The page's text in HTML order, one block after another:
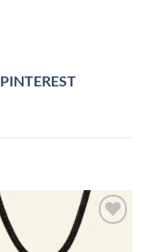
PINTEREST
Toevoegen